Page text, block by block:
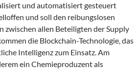
und automatisiert gesteuert
und soll den reibungslosen
zwischen allen Beteiligten der Supply
die Blockchain-Technologie, das
Intelligenz zum Einsatz. Am
ein Chemieproduzent als